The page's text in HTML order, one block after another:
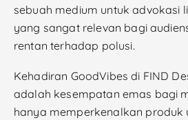
sebuah medium untuk advokasi
yang sangat relevan bagi
rentan terhadap polusi.
Kehadiran GoodVibes di FIND
adalah kesempatan emas bagi
hanya memperkenalkan produk